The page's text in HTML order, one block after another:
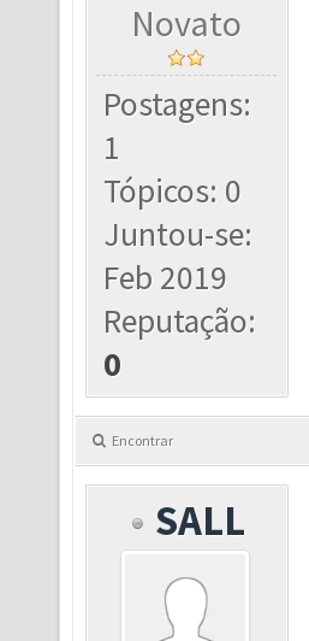
Novato
Postagens:
1
Tópicos: 0
Juntou-se:
Feb 2019
Reputação:
0
Encontrar
SALL